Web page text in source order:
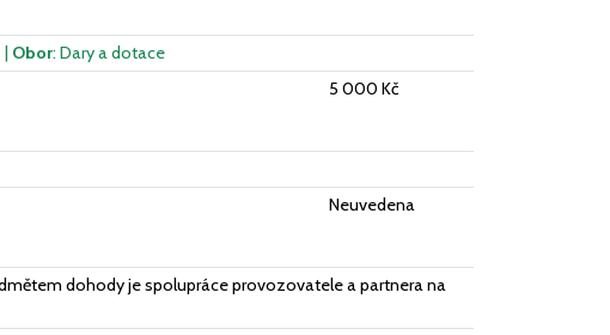
| Obor: Dary a dotace
5 000 Kč
Neuvedena
dohody je spolupráce provozovatele a partnera na